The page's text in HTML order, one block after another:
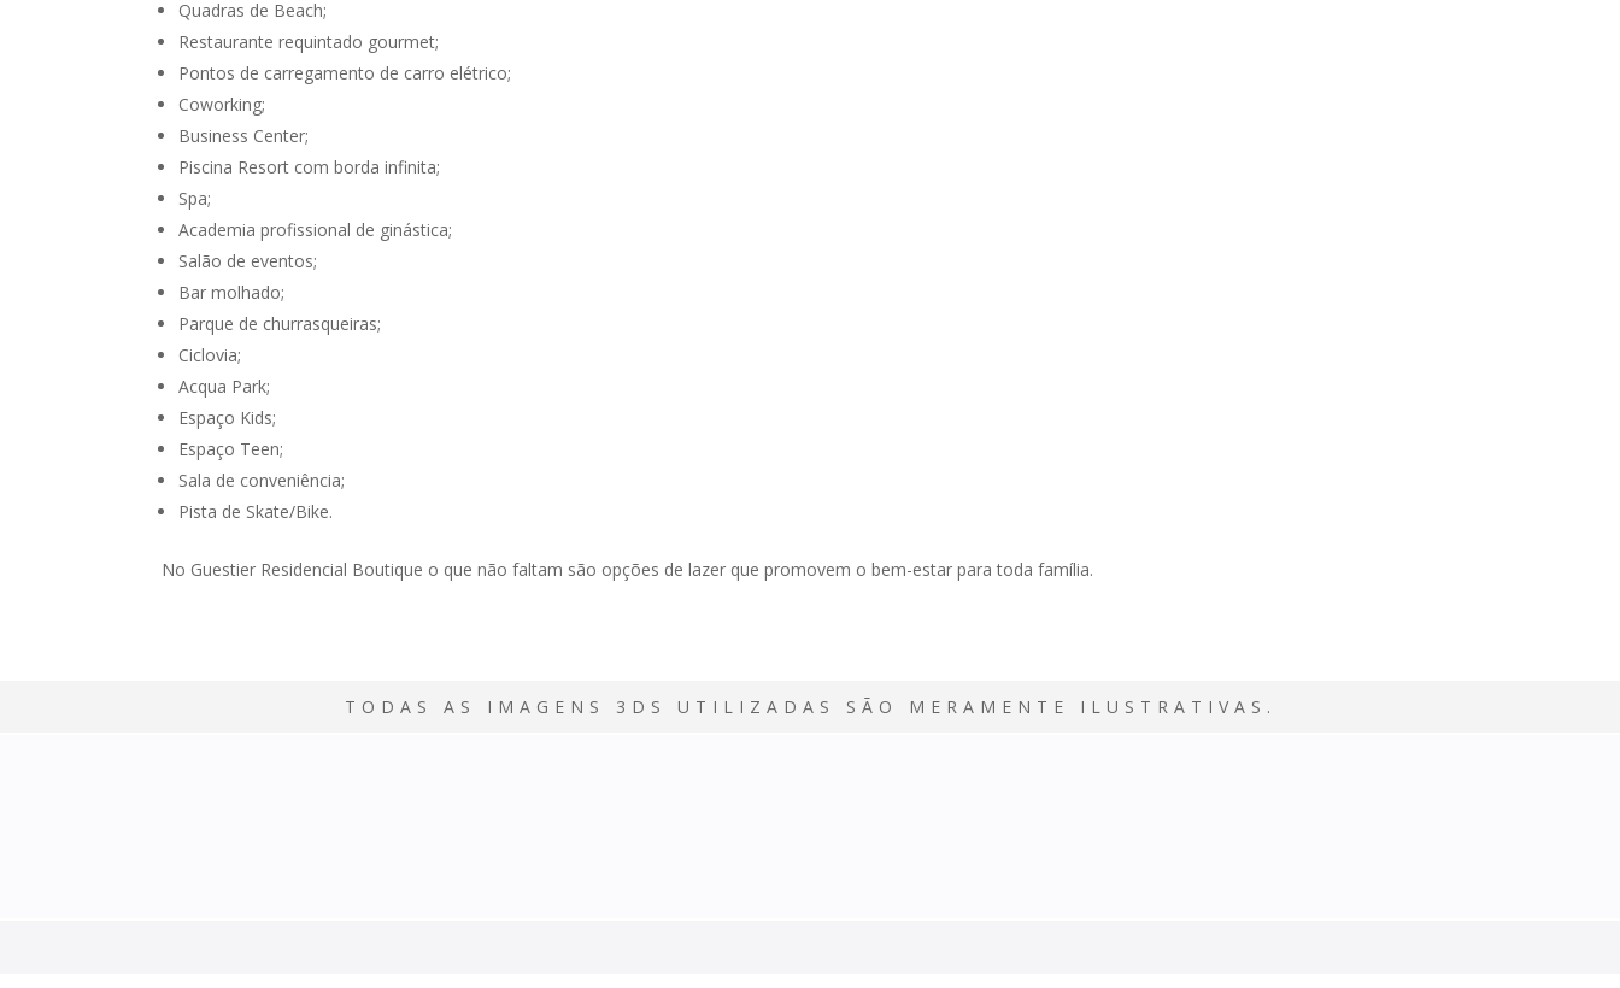
Quadras de Beach;
Restaurante requintado gourmet;
Pontos de carregamento de carro elétrico;
Coworking;
Business Center;
Piscina Resort com borda infinita;
Spa;
Academia profissional de ginástica;
Salão de eventos;
Bar molhado;
Parque de churrasqueiras;
Ciclovia;
Acqua Park;
Espaço Kids;
Espaço Teen;
Sala de conveniência;
Pista de Skate/Bike.
No Guestier Residencial Boutique o que não faltam são opções de lazer que promovem o bem-estar para toda família.
TODAS AS IMAGENS 3DS UTILIZADAS SÃO MERAMENTE ILUSTRATIVAS.